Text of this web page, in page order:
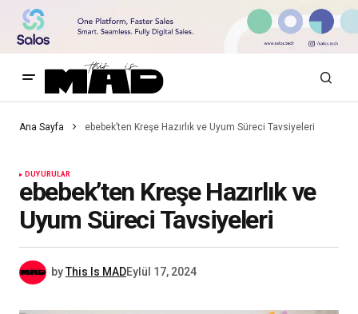
Ana Sayfa ebebek’ten Kreşe Hazırlık ve Uyum Süreci Tavsiyeleri
DUYURULAR
ebebek’ten Kreşe Hazırlık ve
Uyum Süreci Tavsiyeleri
byThis Is MADEylül 17, 2024